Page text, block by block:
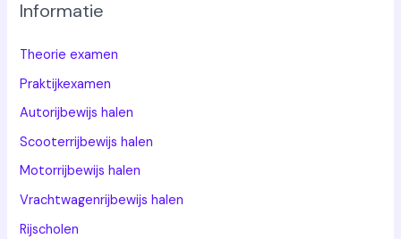
Informatie
Theorie examen
Praktijkexamen
Autorijbewijs halen
Scooterrijbewijs halen
Motorrijbewijs halen
Vrachtwagenrijbewijs halen
Rijscholen